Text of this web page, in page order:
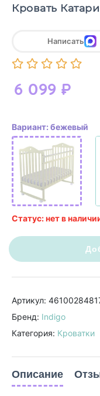
Кровать
6 099 ₽
Написать
Вариант: бежевый
Статус: нет в
Артикул:
Бренд: Indigo
Категория: Кроватки
Описание